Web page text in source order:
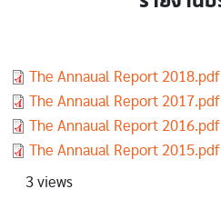
Document
The Annaual Report 2018.pdf
Document
The Annaual Report 2017.pdf
Document
The Annaual Report 2016.pdf
Document
The Annaual Report 2015.pdf
3 views